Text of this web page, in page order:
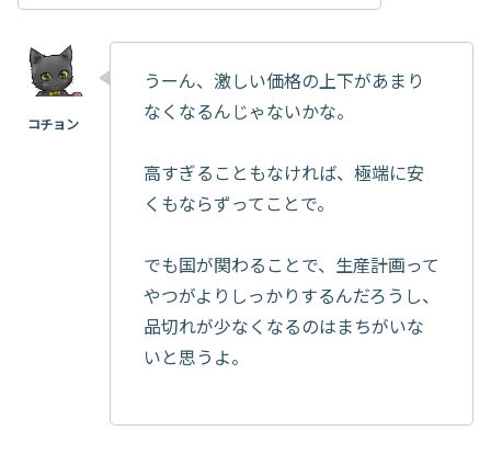
うーん、激しい価格の上下があまり
なくなるんじゃないかな。
高すぎることもなければ、極端に安
くもならずってことで。
でも国が関わることで、生産計画って
やつがよりしっかりするんだろうし、
品切れが少なくなるのはまちがいな
いと思うよ。